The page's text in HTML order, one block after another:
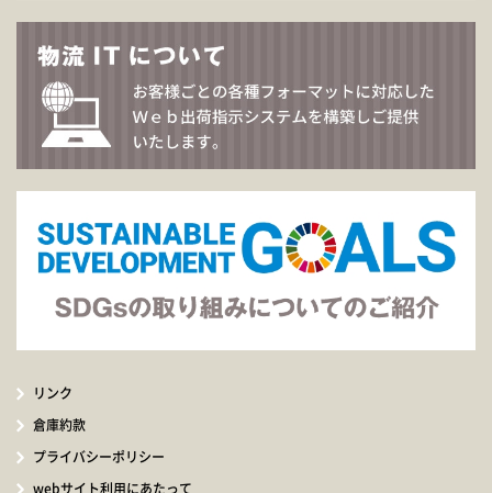
リンク
倉庫約款
プライバシーポリシー
webサイト利用にあたって